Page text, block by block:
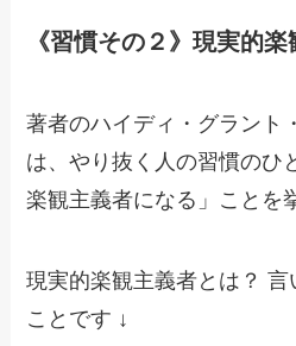
《習慣その２》現実的
著者のハイディ・グラント
は、やり抜く人の習慣のひ
楽観主義者になる」ことを
現実的楽観主義者とは？ 言
ことです ↓